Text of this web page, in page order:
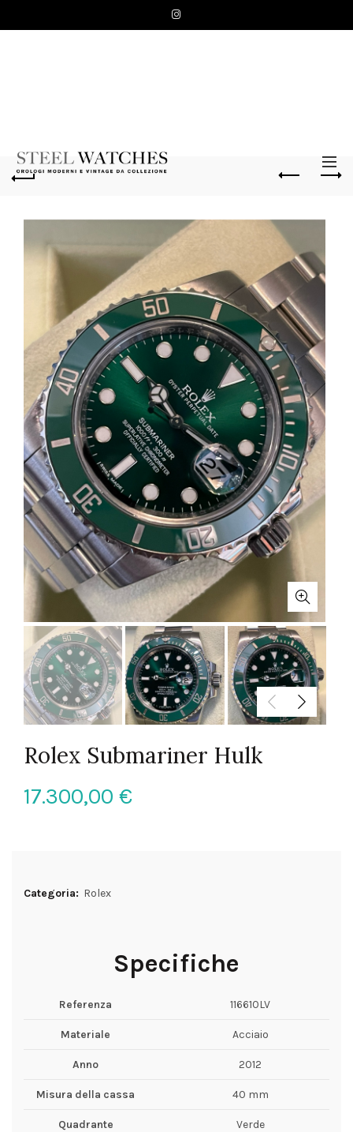
Rolex Submariner Hulk
17.300,00 €
Categoria: Rolex
Specifiche
Referenza 116610LV
Materiale Acciaio
Anno 2012
Misura della cassa 40 mm
Quadrante Verde